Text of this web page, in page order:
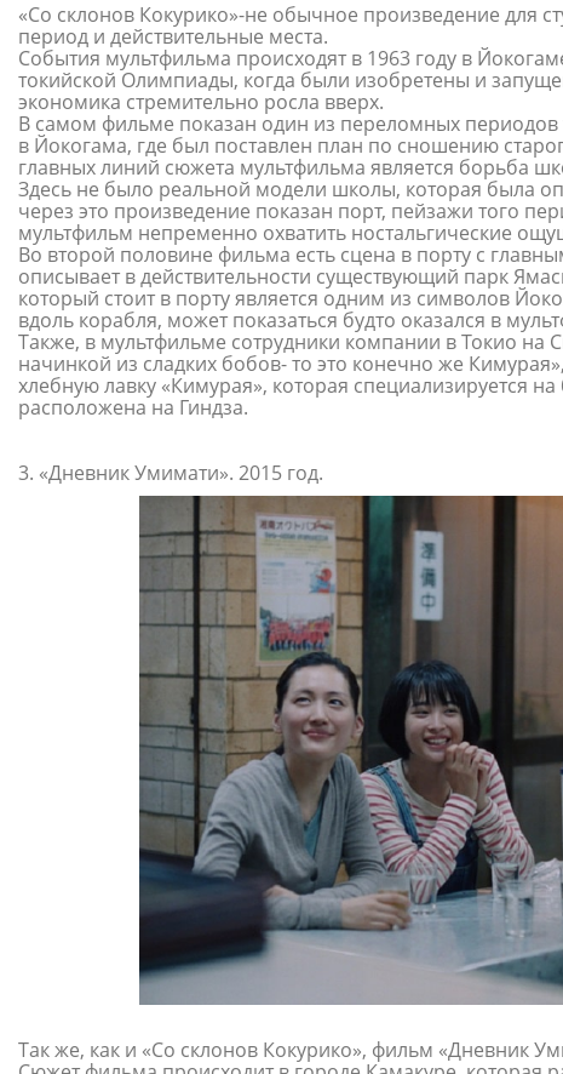
«Со склонов Кокурико»-не обычное произведение для
период и действительные места.
События мультфильма происходят в 1963 году в
токийской Олимпиады, когда были изобретены и
экономика стремительно росла вверх.
В самом фильме показан один из переломных периодов
в Йокогама, где был поставлен план по сношению
главных линий сюжета мультфильма является борьба
Здесь не было реальной модели школы, которая была
через это произведение показан порт, пейзажи того
мультфильм непременно охватить ностальгические
Во второй половине фильма есть сцена в порту с
описывает в действительности существующий парк
который стоит в порту является одним из символов
вдоль корабля, может показаться будто оказался в
Также, в мультфильме сотрудники компании в Токио на
начинкой из сладких бобов- то это конечно же
хлебную лавку «Кимурая», которая специализируется
расположена на Гиндза.
3. «Дневник Умимати». 2015 год.
Так же, как и «Со склонов Кокурико», фильм «Дневник